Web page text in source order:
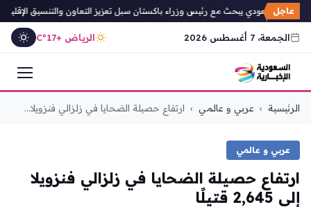
عاجل
السعودي يبحث مع رئيس وزراء باكستان سبل تعزيز التعاون والتنسيق الإقليمي
الجمعة، 7 أغسطس 2026 الرياض +17°C
التجاوز
الرئيسية › عربي و عالمي › ارتفاع حصيلة الضحايا في زلزالي فنزويلا...
عربي و عالمي
ارتفاع حصيلة الضحايا في زلزالي فنزويلا
إلى 2,645 قتيلًا